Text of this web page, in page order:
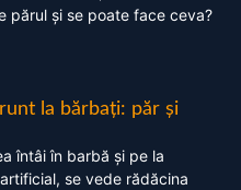
părul și se poate face ceva?
la bărbați: păr și
întâi în barbă și pe la
se vede rădăcina